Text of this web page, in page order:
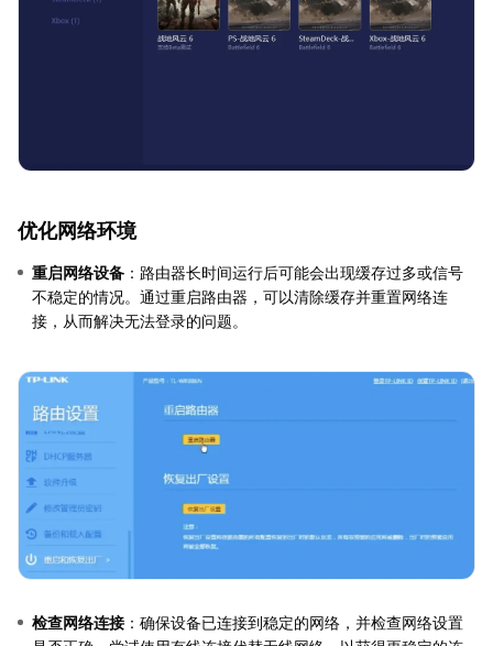
优化网络环境
重启网络设备 ：路由器长时间运行后可能会出现缓存过多或信号
不稳定的情况。通过重启路由器，可以清除缓存并重置网络连
接，从而解决无法登录的问题。
检查网络连接 ：确保设备已连接到稳定的网络，并检查网络设置